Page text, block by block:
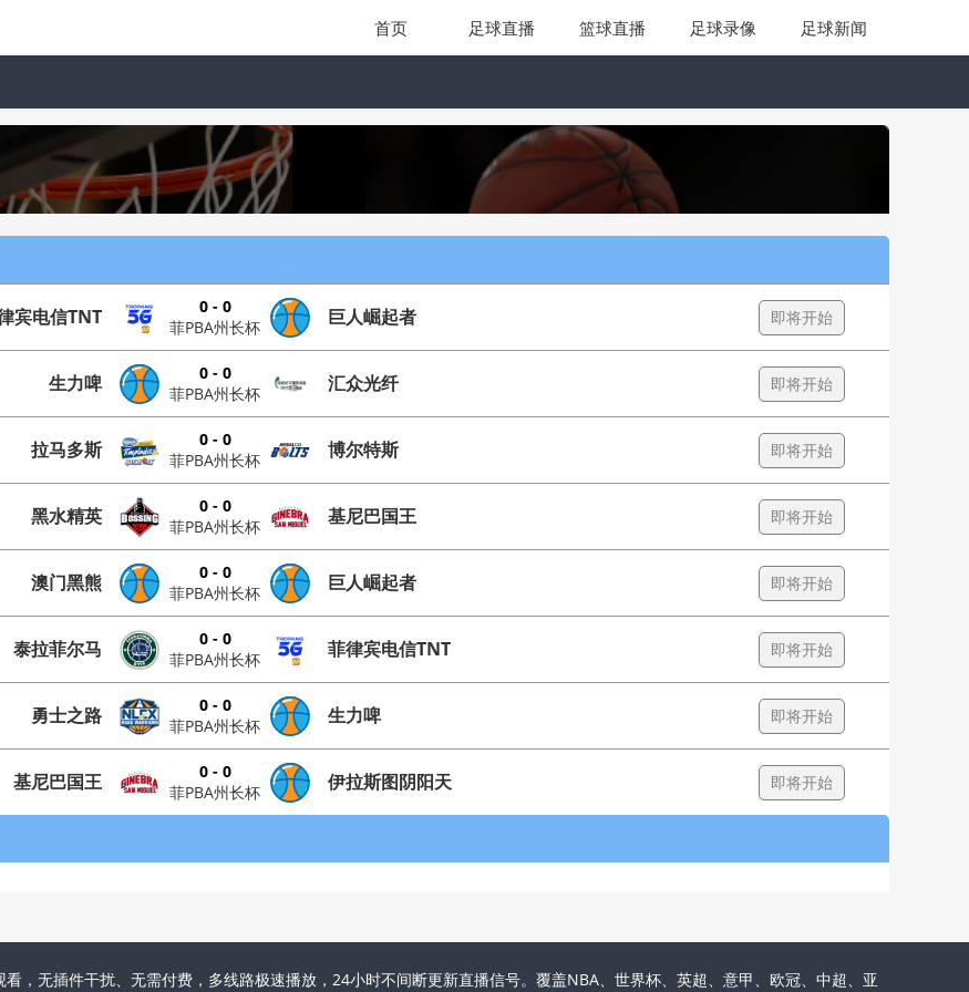
首页 足球直播 篮球直播 足球录像 足球新闻
宾电信TNT
0 - 0
菲PBA州长杯
巨人崛起者 即将开始
生力啤
0 - 0
菲PBA州长杯
汇众光纤 即将开始
拉马多斯
0 - 0
菲PBA州长杯
博尔特斯 即将开始
黑水精英
0 - 0
菲PBA州长杯
基尼巴国王 即将开始
澳门黑熊
0 - 0
菲PBA州长杯
巨人崛起者 即将开始
泰拉菲尔马
0 - 0
菲PBA州长杯
菲律宾电信TNT 即将开始
勇士之路
0 - 0
菲PBA州长杯
生力啤 即将开始
基尼巴国王
0 - 0
菲PBA州长杯
伊拉斯图阴阳天 即将开始
，无插件干扰、无需付费，多线路极速播放，24小时不间断更新直播信号。覆盖NBA、世界杯、英超、意甲、欧冠、中超、亚